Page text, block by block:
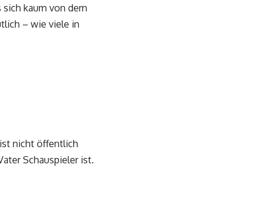
kaum von dem
– wie viele in
nicht öffentlich
Schauspieler ist.